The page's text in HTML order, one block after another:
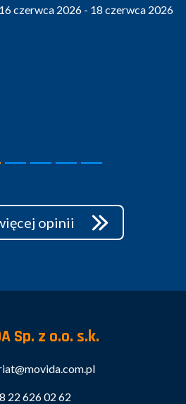
2026 - 18 czerwca 2026
opinii
Sp. z o.o. s.k.
22 626 02 62